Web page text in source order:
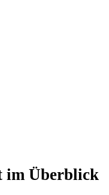
im Überblick